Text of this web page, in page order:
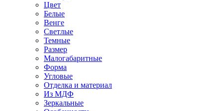
Цвет
Белые
Венге
Светлые
Темные
Размер
Малогабаритные
Форма
Угловые
Отделка и материал
Из МДФ
Зеркальные